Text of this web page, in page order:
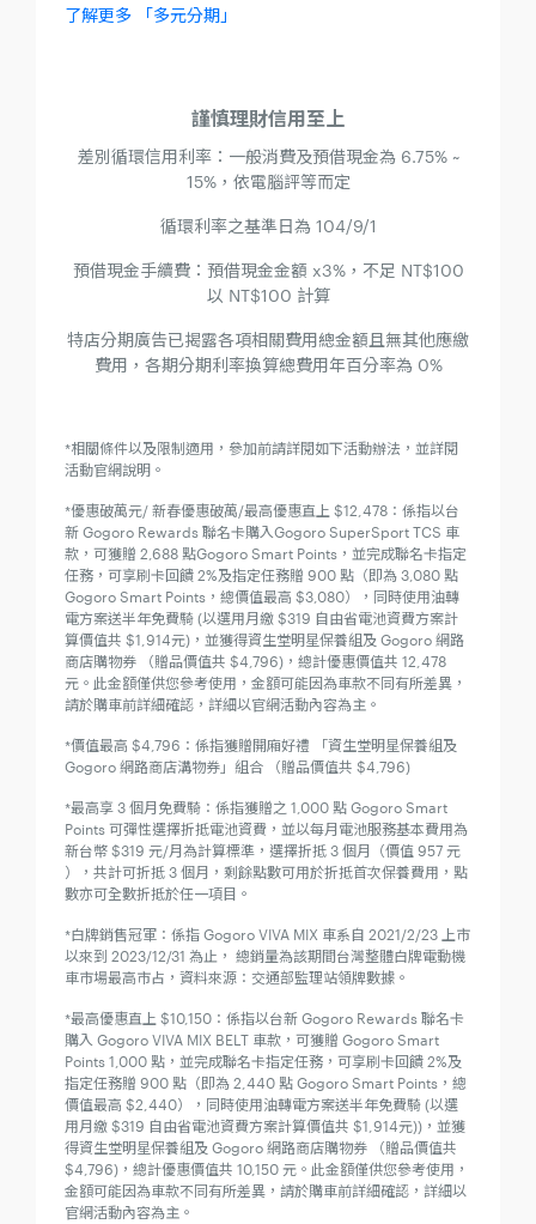
了解更多 「多元分期」
謹慎理財信用至上
差別循環信用利率：一般消費及預借現金為 6.75% ~
15%，依電腦評等而定
循環利率之基準日為 104/9/1
預借現金手續費：預借現金金額 x3%，不足 NT$100
以 NT$100 計算
特店分期廣告已揭露各項相關費用總金額且無其他應繳
費用，各期分期利率換算總費用年百分率為 0%
*相關條件以及限制適用，參加前請詳閱如下活動辦法，並詳閱
活動官網說明。
*優惠破萬元/ 新春優惠破萬/最高優惠直上 $12,478：係指以台
新 Gogoro Rewards 聯名卡購入Gogoro SuperSport TCS 車
款，可獲贈 2,688 點Gogoro Smart Points，並完成聯名卡指定
任務，可享刷卡回饋 2%及指定任務贈 900 點（即為 3,080 點
Gogoro Smart Points，總價值最高 $3,080），同時使用油轉
電方案送半年免費騎 (以選用月繳 $319 自由省電池資費方案計
算價值共 $1,914元)，並獲得資生堂明星保養組及 Gogoro 網路
商店購物券 （贈品價值共 $4,796)，總計優惠價值共 12,478
元。此金額僅供您參考使用，金額可能因為車款不同有所差異，
請於購車前詳細確認，詳細以官網活動內容為主。
*價值最高 $4,796：係指獲贈開廂好禮 「資生堂明星保養組及
Gogoro 網路商店溝物券」組合 （贈品價值共 $4,796)
*最高享 3 個月免費騎：係指獲贈之 1,000 點 Gogoro Smart
Points 可彈性選擇折抵電池資費，並以每月電池服務基本費用為
新台幣 $319 元/月為計算標準，選擇折抵 3 個月（價值 957 元
），共計可折抵 3 個月，剩餘點數可用於折抵首次保養費用，點
數亦可全數折抵於任一項目。
*白牌銷售冠軍：係指 Gogoro VIVA MIX 車系自 2021/2/23 上市
以來到 2023/12/31 為止， 總銷量為該期間台灣整體白牌電動機
車市場最高市占，資料來源：交通部監理站領牌數據。
*最高優惠直上 $10,150：係指以台新 Gogoro Rewards 聯名卡
購入 Gogoro VIVA MIX BELT 車款，可獲贈 Gogoro Smart
Points 1,000 點，並完成聯名卡指定任務，可享刷卡回饋 2%及
指定任務贈 900 點（即為 2,440 點 Gogoro Smart Points，總
價值最高 $2,440），同時使用油轉電方案送半年免費騎 (以選
用月繳 $319 自由省電池資費方案計算價值共 $1,914元))，並獲
得資生堂明星保養組及 Gogoro 網路商店購物券 （贈品價值共
$4,796)，總計優惠價值共 10,150 元。此金額僅供您參考使用，
金額可能因為車款不同有所差異，請於購車前詳細確認，詳細以
官網活動內容為主。